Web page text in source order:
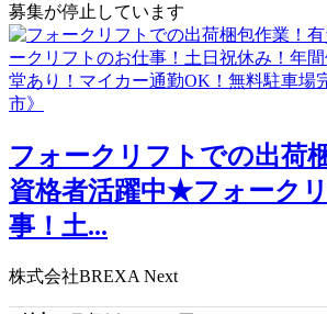
募集が停止しています
フォークリフトでの出荷
資格者活躍中★フォーク
事！土...
株式会社BREXA Next